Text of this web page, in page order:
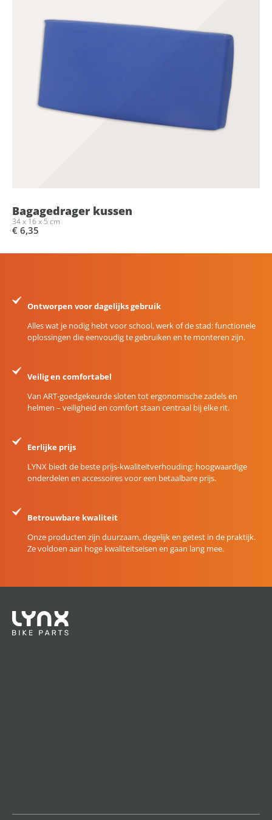
Bagagedrager kussen
34 x 16 x 5 cm
€ 6,35
Ontworpen voor dagelijks gebruik
Alles wat je nodig hebt voor school, werk of de stad: functionele
oplossingen die eenvoudig te gebruiken en te monteren zijn.
Veilig en comfortabel
Van ART-goedgekeurde sloten tot ergonomische zadels en
helmen – veiligheid en comfort staan centraal bij elke rit.
Eerlijke prijs
LYNX biedt de beste prijs-kwaliteitverhouding: hoogwaardige
onderdelen en accessoires voor een betaalbare prijs.
Betrouwbare kwaliteit
Onze producten zijn duurzaam, degelijk en getest in de praktijk.
Ze voldoen aan hoge kwaliteitseisen en gaan lang mee.